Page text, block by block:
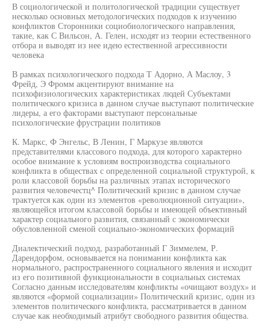
В социологической и политологической традиции существует
несколько основных методологических подходов к изучению
конфликтов Сторонники социобиологического направления,
такие, как С Вильсон, А. Гелен, исходят из теории естественного
отбора и выводят из нее идею естественной агрессивности
человека
В рамках психологического подхода Т Адорно, А Маслоу, 3
Фрейд, Э Фромм акцентируют внимание на
психофизиологических характеристиках людей Субъектами
политического кризиса в данном случае выступают политические
лидеры, а его факторами выступают персональные
психологические фрустрации политиков
К. Маркс, Ф Энгельс, В Ленин, Г Маркузе являются
представителями классового подхода, для которого характерно
особое внимание к условиям воспроизводства социального
конфликта в обществах с определенной социальной структурой, к
роли классовой борьбы на различных этапах исторического
развития человечестц^ Политический кризис в данном случае
трактуется как один из элементов «революционной ситуации»,
являющейся итогом классовой борьбы и имеющей объективный
характер социального развития, связанный с экономически
обусловленной сменой социально-экономических формаций
Диалектический подход, разработанный Г Зиммелем, Р.
Дарендорфом, основывается на понимании конфликта как
нормального, распространенного социального явления и исходит
из его позитивной функциональности в социальных системах
Согласно данным исследователям конфликты «очищают воздух» и
являются «формой социализации» Политический кризис, один из
элементов политического конфликта, рассматривается в данном
случае как необходимый атрибут свободного развития общества.